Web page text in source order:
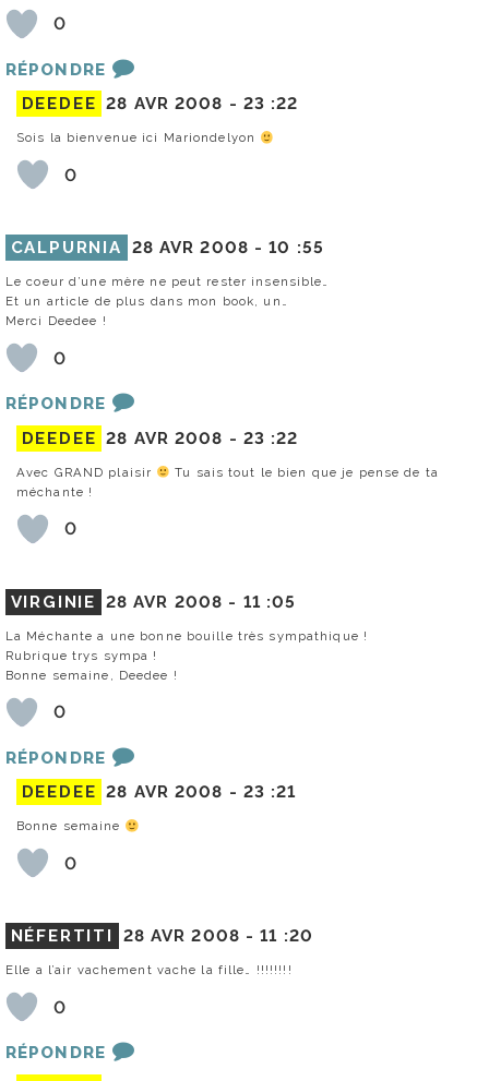
0
RÉPONDRE
DEEDEE 28 AVR 2008 - 23 :22
Sois la bienvenue ici Mariondelyon
0
CALPURNIA 28 AVR 2008 -10 :55
Le coeur d’une mère ne peut rester insensible…
Et un article de plus dans mon book, un…
Merci Deedee !
0
RÉPONDRE
DEEDEE 28 AVR 2008 - 23 :22
Avec GRAND plaisir
Tu sais tout le bien que je pense de ta
méchante !
0
VIRGINIE 28 AVR 2008 - 11 :05
La Méchante a une bonne bouille très sympathique !
Rubrique trys sympa !
Bonne semaine, Deedee !
0
RÉPONDRE
DEEDEE 28 AVR 2008 - 23 :21
Bonne semaine
0
NÉFERTITI 28 AVR 2008 -11 :20
Elle a l’air vachement vache la fille… !!!!!!!!
0
RÉPONDRE